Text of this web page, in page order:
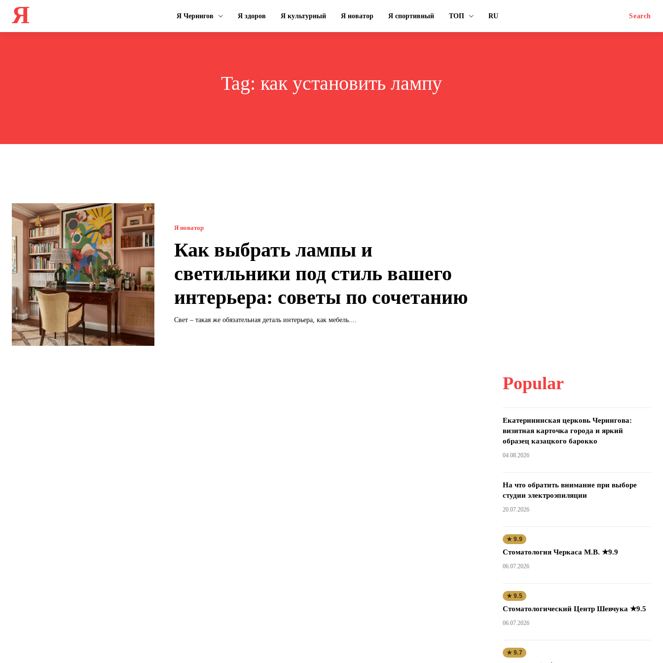
Я Я Чернигов Я здоров Я культурный Я новатор Я спортивный ТОП RU Search
Tag: как установить лампу
Я новатор
Как выбрать лампы и
светильники под стиль вашего
интерьера: советы по сочетанию
Свет – такая же обязательная деталь интерьера, как мебель....
Popular
Екатерининская церковь Чернигова:
визитная карточка города и яркий
образец казацкого барокко
04.08.2026
На что обратить внимание при выборе
студии электроэпиляции
20.07.2026
★ 9.9
Стоматология Черкаса М.В. ★9.9
06.07.2026
★ 9.5
Стоматологический Центр Шевчука ★9.5
06.07.2026
★ 9.7